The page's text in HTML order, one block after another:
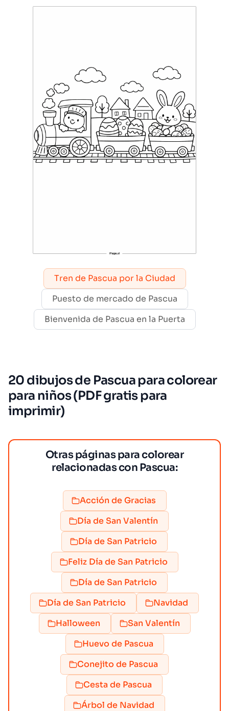
Tren de Pascua por la Ciudad
Puesto de mercado de Pascua
Bienvenida de Pascua en la Puerta
20 dibujos de Pascua para colorear
para niños (PDF gratis para
imprimir)
Otras páginas para colorear
relacionadas con Pascua:
Acción de Gracias
Día de San Valentín
Día de San Patricio
Feliz Día de San Patricio
Día de San Patricio
Día de San Patricio
Navidad
Halloween
San Valentín
Huevo de Pascua
Conejito de Pascua
Cesta de Pascua
Árbol de Navidad